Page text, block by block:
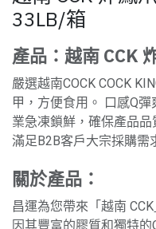
33LB/箱
產品：越南 CCK
嚴選越南COCK COCK
甲，方便食用。 口感Q
業急凍鎖鮮，確保產品
滿足B2B客戶大宗採購需
關於產品：
昌運為您帶來「越南
因其豐富的膠質和獨特